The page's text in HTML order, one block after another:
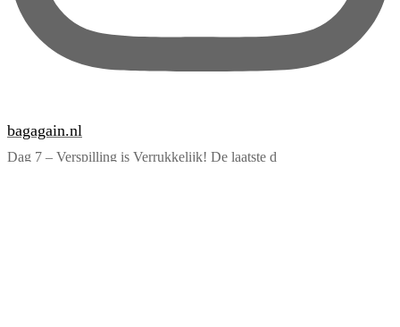
bagagain.nl
Dag 7 – Verspilling is Verrukkelijk! De laatste d